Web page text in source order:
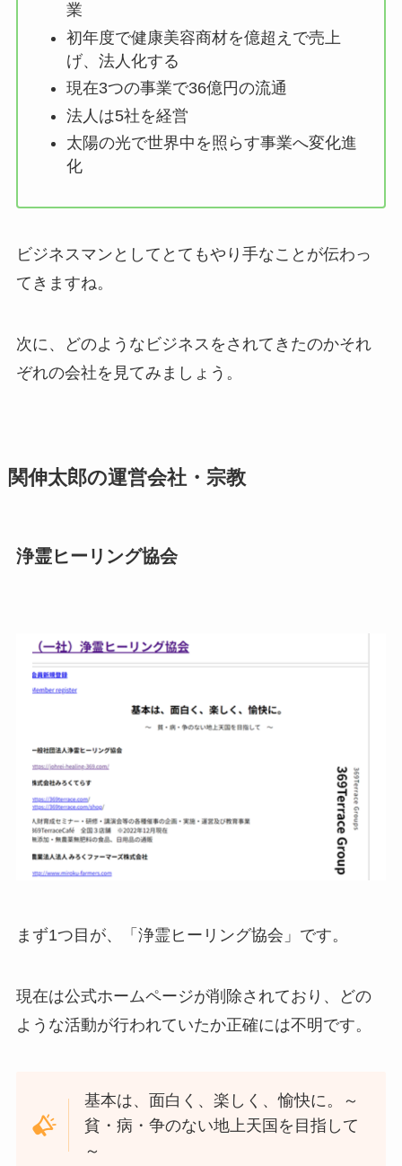
業
初年度で健康美容商材を億超えで売上
げ、法人化する
現在3つの事業で36億円の流通
法人は5社を経営
太陽の光で世界中を照らす事業へ変化進
化
ビジネスマンとしてとてもやり手なことが伝わっ
てきますね。
次に、どのようなビジネスをされてきたのかそれ
ぞれの会社を見てみましょう。
関伸太郎の運営会社・宗教
浄霊ヒーリング協会
まず1つ目が、「浄霊ヒーリング協会」です。
現在は公式ホームページが削除されており、どの
ような活動が行われていたか正確には不明です。
基本は、面白く、楽しく、愉快に。～
貧・病・争のない地上天国を目指して
～